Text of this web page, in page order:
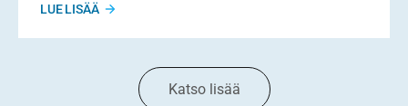
LUE LISÄÄ
Katso lisää